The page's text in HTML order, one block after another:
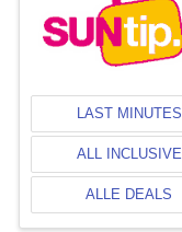
LAST MINUTES
ALL INCLUSIVE
ALLE DEALS